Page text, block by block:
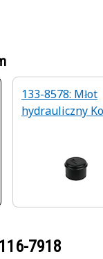
133-8578: Młot
hydrauliczny
116-7918